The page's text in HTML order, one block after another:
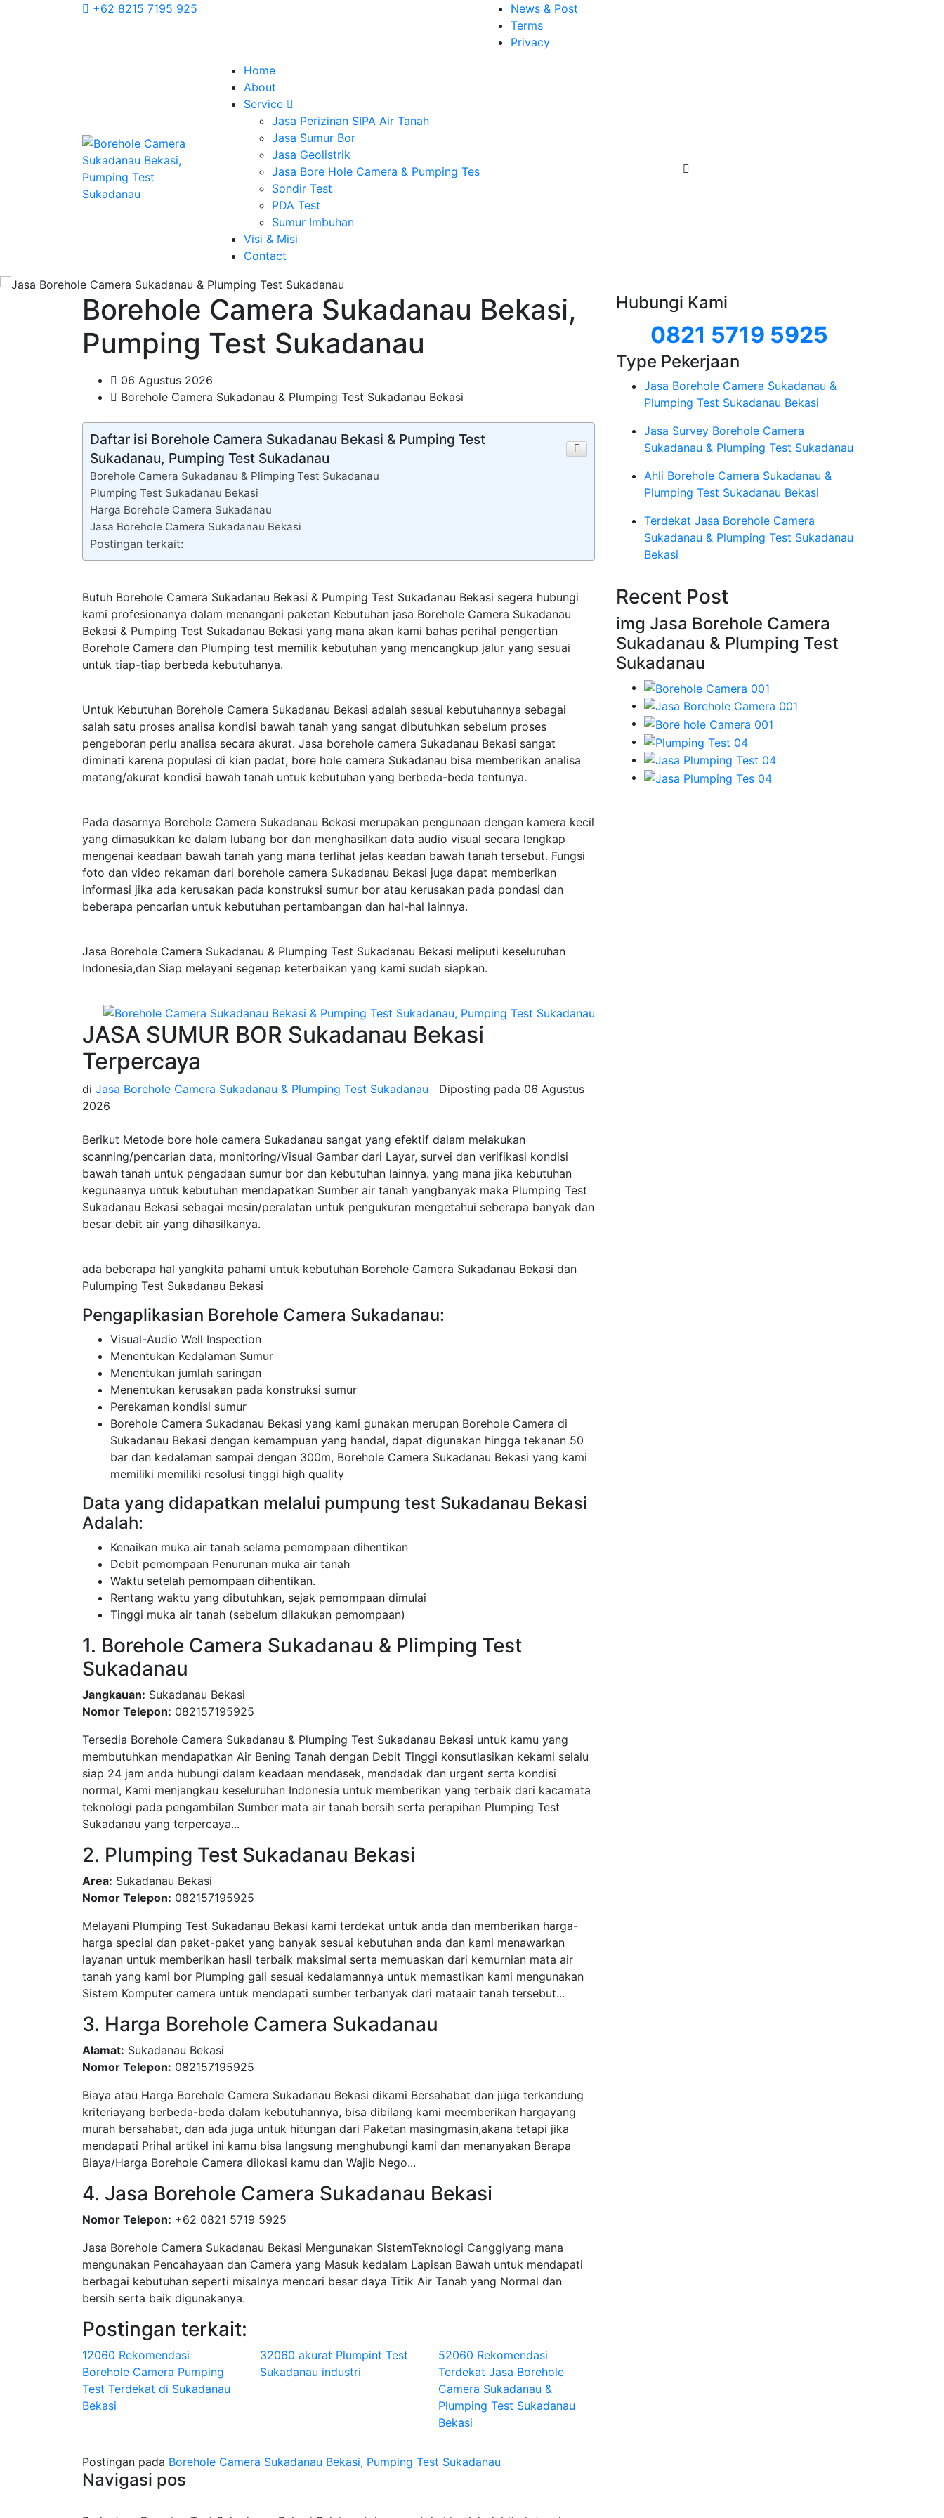
+62 8215 7195 925
News & Post
Terms
Privacy
Home
About
Service
Jasa Perizinan SIPA Air Tanah
Jasa Sumur Bor
Jasa Geolistrik
Jasa Bore Hole Camera & Pumping Tes
Sondir Test
PDA Test
Sumur Imbuhan
Visi & Misi
Contact
Borehole Camera Sukadanau Bekasi,
Pumping Test Sukadanau
06 Agustus 2026
Borehole Camera Sukadanau & Plumping Test Sukadanau Bekasi
Daftar isi Borehole Camera Sukadanau Bekasi & Pumping Test
Sukadanau, Pumping Test Sukadanau
Borehole Camera Sukadanau & Plimping Test Sukadanau
Plumping Test Sukadanau Bekasi
Harga Borehole Camera Sukadanau
Jasa Borehole Camera Sukadanau Bekasi
Postingan terkait:
Butuh Borehole Camera Sukadanau Bekasi & Pumping Test Sukadanau Bekasi segera hubungi
kami profesionanya dalam menangani paketan Kebutuhan jasa Borehole Camera Sukadanau
Bekasi & Pumping Test Sukadanau Bekasi yang mana akan kami bahas perihal pengertian
Borehole Camera dan Plumping test memilik kebutuhan yang mencangkup jalur yang sesuai
untuk tiap-tiap berbeda kebutuhanya.
Untuk Kebutuhan Borehole Camera Sukadanau Bekasi adalah sesuai kebutuhannya sebagai
salah satu proses analisa kondisi bawah tanah yang sangat dibutuhkan sebelum proses
pengeboran perlu analisa secara akurat. Jasa borehole camera Sukadanau Bekasi sangat
diminati karena populasi di kian padat, bore hole camera Sukadanau bisa memberikan analisa
matang/akurat kondisi bawah tanah untuk kebutuhan yang berbeda-beda tentunya.
Pada dasarnya Borehole Camera Sukadanau Bekasi merupakan pengunaan dengan kamera kecil
yang dimasukkan ke dalam lubang bor dan menghasilkan data audio visual secara lengkap
mengenai keadaan bawah tanah yang mana terlihat jelas keadan bawah tanah tersebut. Fungsi
foto dan video rekaman dari borehole camera Sukadanau Bekasi juga dapat memberikan
informasi jika ada kerusakan pada konstruksi sumur bor atau kerusakan pada pondasi dan
beberapa pencarian untuk kebutuhan pertambangan dan hal-hal lainnya.
Jasa Borehole Camera Sukadanau & Plumping Test Sukadanau Bekasi meliputi keseluruhan
Indonesia,dan Siap melayani segenap keterbaikan yang kami sudah siapkan.
JASA SUMUR BOR Sukadanau Bekasi
Terpercaya
di Jasa Borehole Camera Sukadanau & Plumping Test Sukadanau Diposting pada 06 Agustus
2026
Berikut Metode bore hole camera Sukadanau sangat yang efektif dalam melakukan
scanning/pencarian data, monitoring/Visual Gambar dari Layar, survei dan verifikasi kondisi
bawah tanah untuk pengadaan sumur bor dan kebutuhan lainnya. yang mana jika kebutuhan
kegunaanya untuk kebutuhan mendapatkan Sumber air tanah yangbanyak maka Plumping Test
Sukadanau Bekasi sebagai mesin/peralatan untuk pengukuran mengetahui seberapa banyak dan
besar debit air yang dihasilkanya.
ada beberapa hal yangkita pahami untuk kebutuhan Borehole Camera Sukadanau Bekasi dan
Pulumping Test Sukadanau Bekasi
Pengaplikasian Borehole Camera Sukadanau:
Visual-Audio Well Inspection
Menentukan Kedalaman Sumur
Menentukan jumlah saringan
Menentukan kerusakan pada konstruksi sumur
Perekaman kondisi sumur
Borehole Camera Sukadanau Bekasi yang kami gunakan merupan Borehole Camera di
Sukadanau Bekasi dengan kemampuan yang handal, dapat digunakan hingga tekanan 50
bar dan kedalaman sampai dengan 300m, Borehole Camera Sukadanau Bekasi yang kami
memiliki memiliki resolusi tinggi high quality
Data yang didapatkan melalui pumpung test Sukadanau Bekasi
Adalah:
Kenaikan muka air tanah selama pemompaan dihentikan
Debit pemompaan Penurunan muka air tanah
Waktu setelah pemompaan dihentikan.
Rentang waktu yang dibutuhkan, sejak pemompaan dimulai
Tinggi muka air tanah (sebelum dilakukan pemompaan)
1. Borehole Camera Sukadanau & Plimping Test
Sukadanau
Jangkauan: Sukadanau Bekasi
Nomor Telepon: 082157195925
Tersedia Borehole Camera Sukadanau & Plumping Test Sukadanau Bekasi untuk kamu yang
membutuhkan mendapatkan Air Bening Tanah dengan Debit Tinggi konsutlasikan kekami selalu
siap 24 jam anda hubungi dalam keadaan mendasek, mendadak dan urgent serta kondisi
normal, Kami menjangkau keseluruhan Indonesia untuk memberikan yang terbaik dari kacamata
teknologi pada pengambilan Sumber mata air tanah bersih serta perapihan Plumping Test
Sukadanau yang terpercaya...
2. Plumping Test Sukadanau Bekasi
Area: Sukadanau Bekasi
Nomor Telepon: 082157195925
Melayani Plumping Test Sukadanau Bekasi kami terdekat untuk anda dan memberikan harga-
harga special dan paket-paket yang banyak sesuai kebutuhan anda dan kami menawarkan
layanan untuk memberikan hasil terbaik maksimal serta memuaskan dari kemurnian mata air
tanah yang kami bor Plumping gali sesuai kedalamannya untuk memastikan kami mengunakan
Sistem Komputer camera untuk mendapati sumber terbanyak dari mataair tanah tersebut...
3. Harga Borehole Camera Sukadanau
Alamat: Sukadanau Bekasi
Nomor Telepon: 082157195925
Biaya atau Harga Borehole Camera Sukadanau Bekasi dikami Bersahabat dan juga terkandung
kriteriayang berbeda-beda dalam kebutuhannya, bisa dibilang kami meemberikan hargayang
murah bersahabat, dan ada juga untuk hitungan dari Paketan masingmasin,akana tetapi jika
mendapati Prihal artikel ini kamu bisa langsung menghubungi kami dan menanyakan Berapa
Biaya/Harga Borehole Camera dilokasi kamu dan Wajib Nego...
4. Jasa Borehole Camera Sukadanau Bekasi
Nomor Telepon: +62 0821 5719 5925
Jasa Borehole Camera Sukadanau Bekasi Mengunakan SistemTeknologi Canggiyang mana
mengunakan Pencahayaan dan Camera yang Masuk kedalam Lapisan Bawah untuk mendapati
berbagai kebutuhan seperti misalnya mencari besar daya Titik Air Tanah yang Normal dan
bersih serta baik digunakanya.
Postingan terkait:
12060 Rekomendasi
Borehole Camera Pumping
Test Terdekat di Sukadanau
Bekasi
32060 akurat Plumpint Test
Sukadanau industri
52060 Rekomendasi
Terdekat Jasa Borehole
Camera Sukadanau &
Plumping Test Sukadanau
Bekasi
Postingan pada Borehole Camera Sukadanau Bekasi, Pumping Test Sukadanau
Navigasi pos
Hubungi Kami
0821 5719 5925
Type Pekerjaan
Jasa Borehole Camera Sukadanau &
Plumping Test Sukadanau Bekasi
Jasa Survey Borehole Camera
Sukadanau & Plumping Test Sukadanau
Ahli Borehole Camera Sukadanau &
Plumping Test Sukadanau Bekasi
Terdekat Jasa Borehole Camera
Sukadanau & Plumping Test Sukadanau
Bekasi
Recent Post
img Jasa Borehole Camera
Sukadanau & Plumping Test
Sukadanau